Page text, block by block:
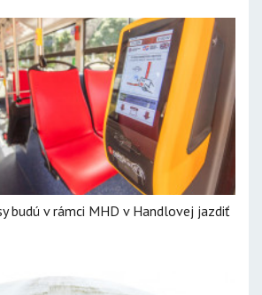
budú v rámci MHD v Handlovej jazdiť